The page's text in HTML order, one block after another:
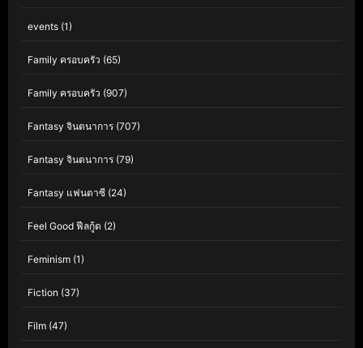
events (1)
Family ครอบครัว (65)
Family ครอบครัว (907)
Fantasy จินตนาการ (707)
Fantasy จินตนาการ (79)
Fantasy แฟนตาซี (24)
Feel Good ฟีลกู้ด (2)
Feminism (1)
Fiction (37)
Film (47)